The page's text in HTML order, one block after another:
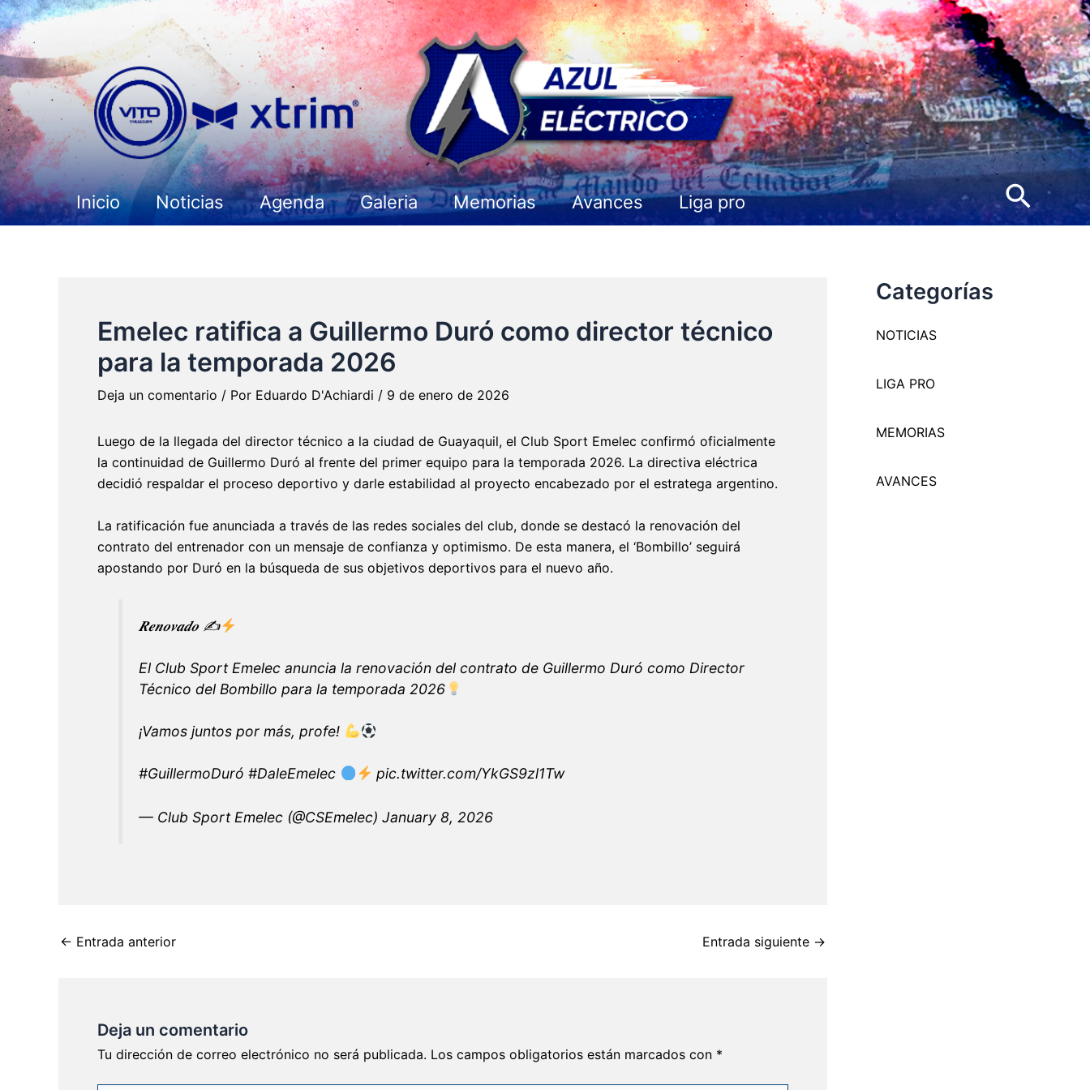
Ir
al
contenido
Inicio Noticias Agenda Galeria Memorias Avances Liga pro
Emelec ratifica a Guillermo Duró como director técnico
para la temporada 2026
Deja un comentario / Por Eduardo D'Achiardi / 9 de enero de 2026
Luego de la llegada del director técnico a la ciudad de Guayaquil, el Club Sport Emelec confirmó oficialmente
la continuidad de Guillermo Duró al frente del primer equipo para la temporada 2026. La directiva eléctrica
decidió respaldar el proceso deportivo y darle estabilidad al proyecto encabezado por el estratega argentino.
La ratificación fue anunciada a través de las redes sociales del club, donde se destacó la renovación del
contrato del entrenador con un mensaje de confianza y optimismo. De esta manera, el ‘Bombillo’ seguirá
apostando por Duró en la búsqueda de sus objetivos deportivos para el nuevo año.
𝑹𝒆𝒏𝒐𝒗𝒂𝒅𝒐 ✍
El Club Sport Emelec anuncia la renovación del contrato de Guillermo Duró como Director
Técnico del Bombillo para la temporada 2026
¡Vamos juntos por más, profe!
#GuillermoDuró #DaleEmelec pic.twitter.com/YkGS9zl1Tw
— Club Sport Emelec (@CSEmelec)January 8, 2026
← Entrada anterior Entrada siguiente →
Deja un comentario
Tu dirección de correo electrónico no será publicada. Los campos obligatorios están marcados con *
Categorías
NOTICIAS
LIGA PRO
MEMORIAS
AVANCES